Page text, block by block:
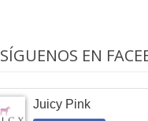
SÍGUENOS EN
Juicy Pink